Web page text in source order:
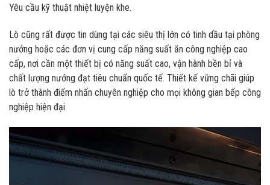
Yêu cầu kỹ thuật nhiệt luyện khe.
Lò cũng rất được tin dùng tại các siêu thị lớn có tinh dầu tại phòng
nướng hoặc các đơn vị cung cấp năng suất ăn công nghiệp cao
cấp, nơi cần một thiết bị có năng suất cao, vận hành bền bỉ và
chất lượng nướng đạt tiêu chuẩn quốc tế. Thiết kế vững chãi giúp
lò trở thành điểm nhấn chuyên nghiệp cho mọi không gian bếp công
nghiệp hiện đại.